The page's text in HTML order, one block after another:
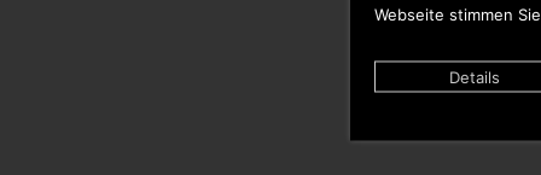
Webseite stimmen
Details